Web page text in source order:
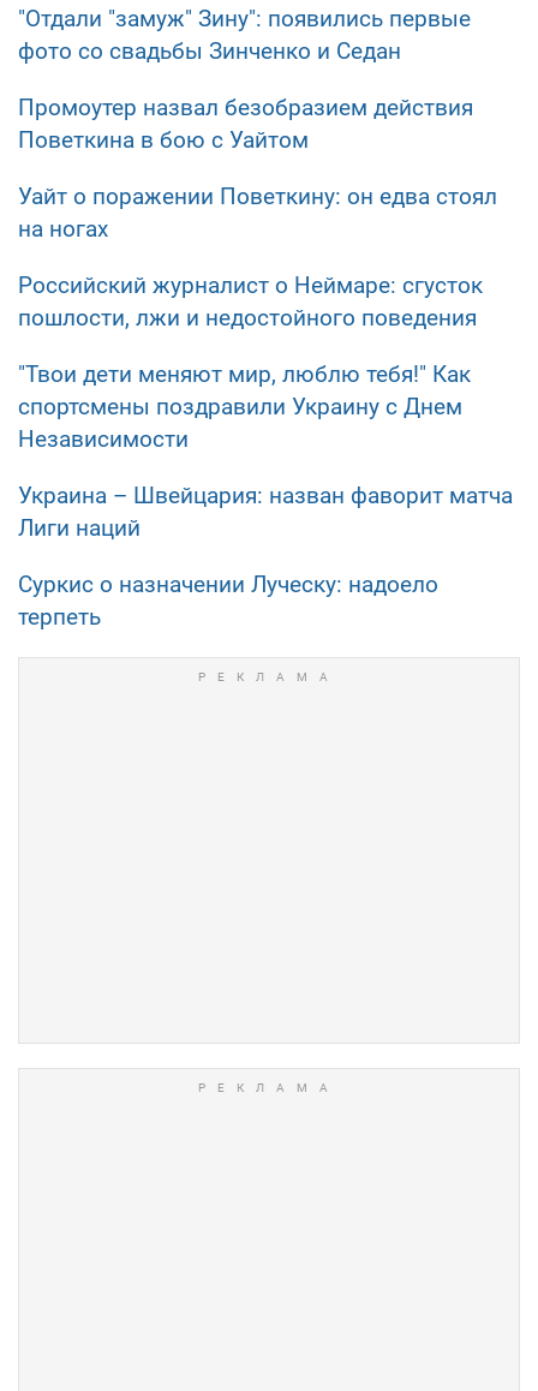
"Отдали "замуж" Зину": появились первые
фото со свадьбы Зинченко и Седан
Промоутер назвал безобразием действия
Поветкина в бою с Уайтом
Уайт о поражении Поветкину: он едва стоял
на ногах
Российский журналист о Неймаре: сгусток
пошлости, лжи и недостойного поведения
"Твои дети меняют мир, люблю тебя!" Как
спортсмены поздравили Украину с Днем
Независимости
Украина – Швейцария: назван фаворит матча
Лиги наций
Суркис о назначении Луческу: надоело
терпеть